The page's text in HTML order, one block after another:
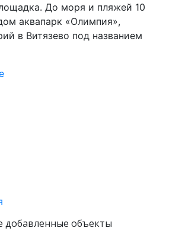
До моря и пляжей 10
аквапарк «Олимпия»,
в Витязево под названием
добавленные объекты